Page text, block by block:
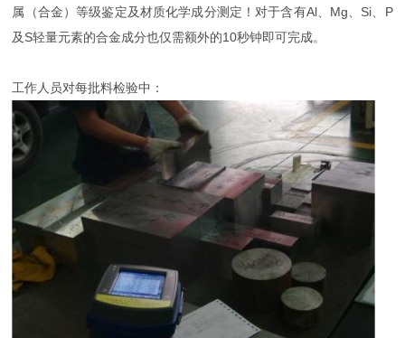
属（合金）等级鉴定及材质化学成分测定！对于含有Al、Mg、Si、P
及S轻量元素的合金成分也仅需额外的10秒钟即可完成。
工作人员对每批料检验中：